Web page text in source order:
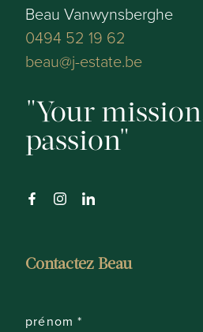
Chambres à coucher:
Toilette:
Cuisine:
Beau Vanwynsberghe
0494 52 19 62
beau@j-estate.be
Your
passion
Contactez Beau